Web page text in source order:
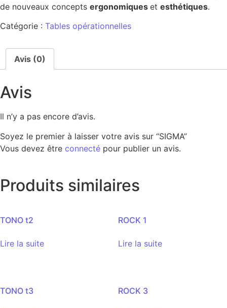
de nouveaux concepts ergonomiques et esthétiques.
Catégorie : Tables opérationnelles
Avis (0)
Avis
Il n’y a pas encore d’avis.
Soyez le premier à laisser votre avis sur “SIGMA”
Vous devez être connecté pour publier un avis.
Produits similaires
TONO t2
Lire la suite
ROCK 1
Lire la suite
TONO t3 ROCK 3